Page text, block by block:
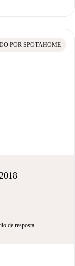
POR SPOTAHOME
de resposta